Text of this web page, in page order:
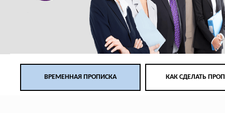
ВРЕМЕННАЯ ПРОПИСКА КАК СДЕЛАТЬ